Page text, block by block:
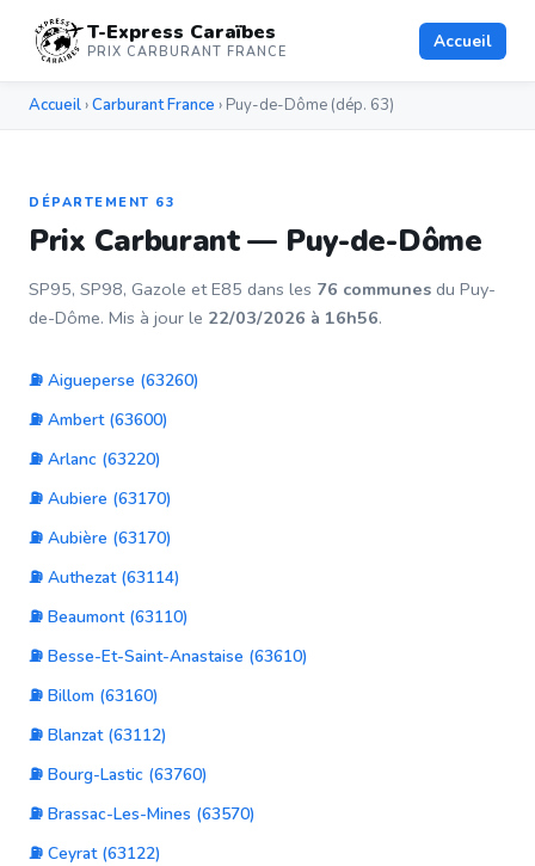
T-Express Caraïbes
PRIX CARBURANT FRANCE Accueil
Accueil ›Carburant France › Puy-de-Dôme (dép. 63)
DÉPARTEMENT 63
Prix Carburant — Puy-de-Dôme
SP95, SP98, Gazole et E85 dans les 76 communes du Puy-
de-Dôme. Mis à jour le 22/03/2026 à 16h56.
⛽ Aigueperse (63260)
⛽ Ambert (63600)
⛽ Arlanc (63220)
⛽ Aubiere (63170)
⛽ Aubière (63170)
⛽ Authezat (63114)
⛽ Beaumont (63110)
⛽ Besse-Et-Saint-Anastaise (63610)
⛽ Billom (63160)
⛽ Blanzat (63112)
⛽ Bourg-Lastic (63760)
⛽ Brassac-Les-Mines (63570)
⛽ Ceyrat (63122)